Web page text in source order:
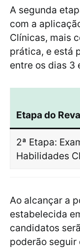
A segunda
com a
Clínicas, mais
prática, e está
entre os dias 3
Etapa do
2ª Etapa:
Habilidades
Ao alcançar a
estabelecida
candidatos
poderão seguir